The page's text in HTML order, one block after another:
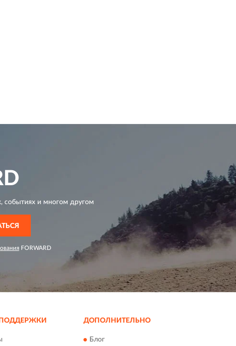
событиях и многом другом
FORWARD
ДОПОЛНИТЕЛЬНО
Блог